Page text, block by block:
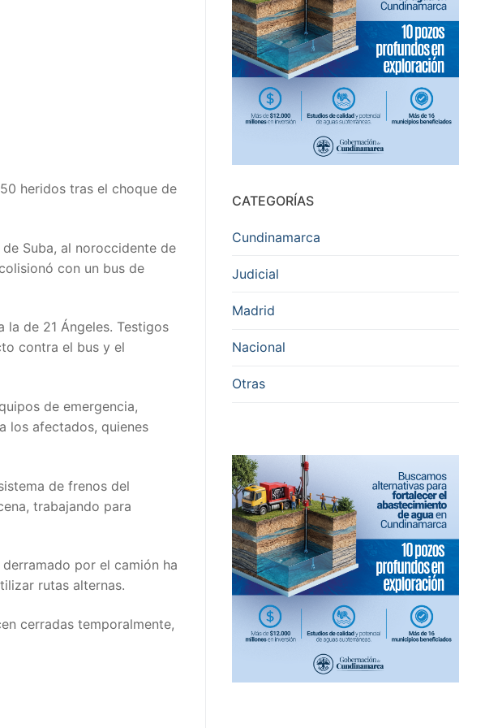
heridos tras el choque de
Suba, al noroccidente de
con un bus de
la de 21 Ángeles. Testigos
contra el bus y el
de emergencia,
los afectados, quienes
de frenos del
trabajando para
por el camión ha
rutas alternas.
cerradas temporalmente,
CATEGORÍAS
Cundinamarca
Judicial
Madrid
Nacional
Otras